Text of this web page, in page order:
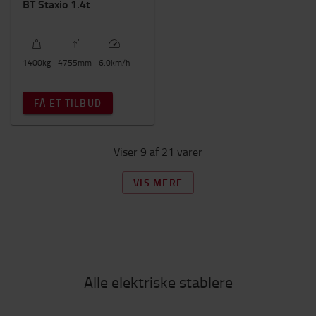
BT Staxio 1.4t
1400kg 4755mm 6.0km/h
FÅ ET TILBUD
Viser 9 af 21 varer
VIS MERE
Alle elektriske stablere